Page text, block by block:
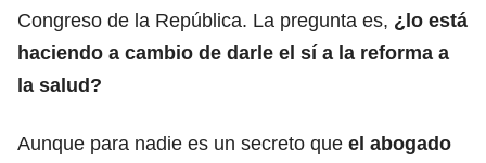
Congreso de la República. La pregunta es, ¿lo está
haciendo a cambio de darle el sí a la reforma a
la salud?
Aunque para nadie es un secreto que el abogado